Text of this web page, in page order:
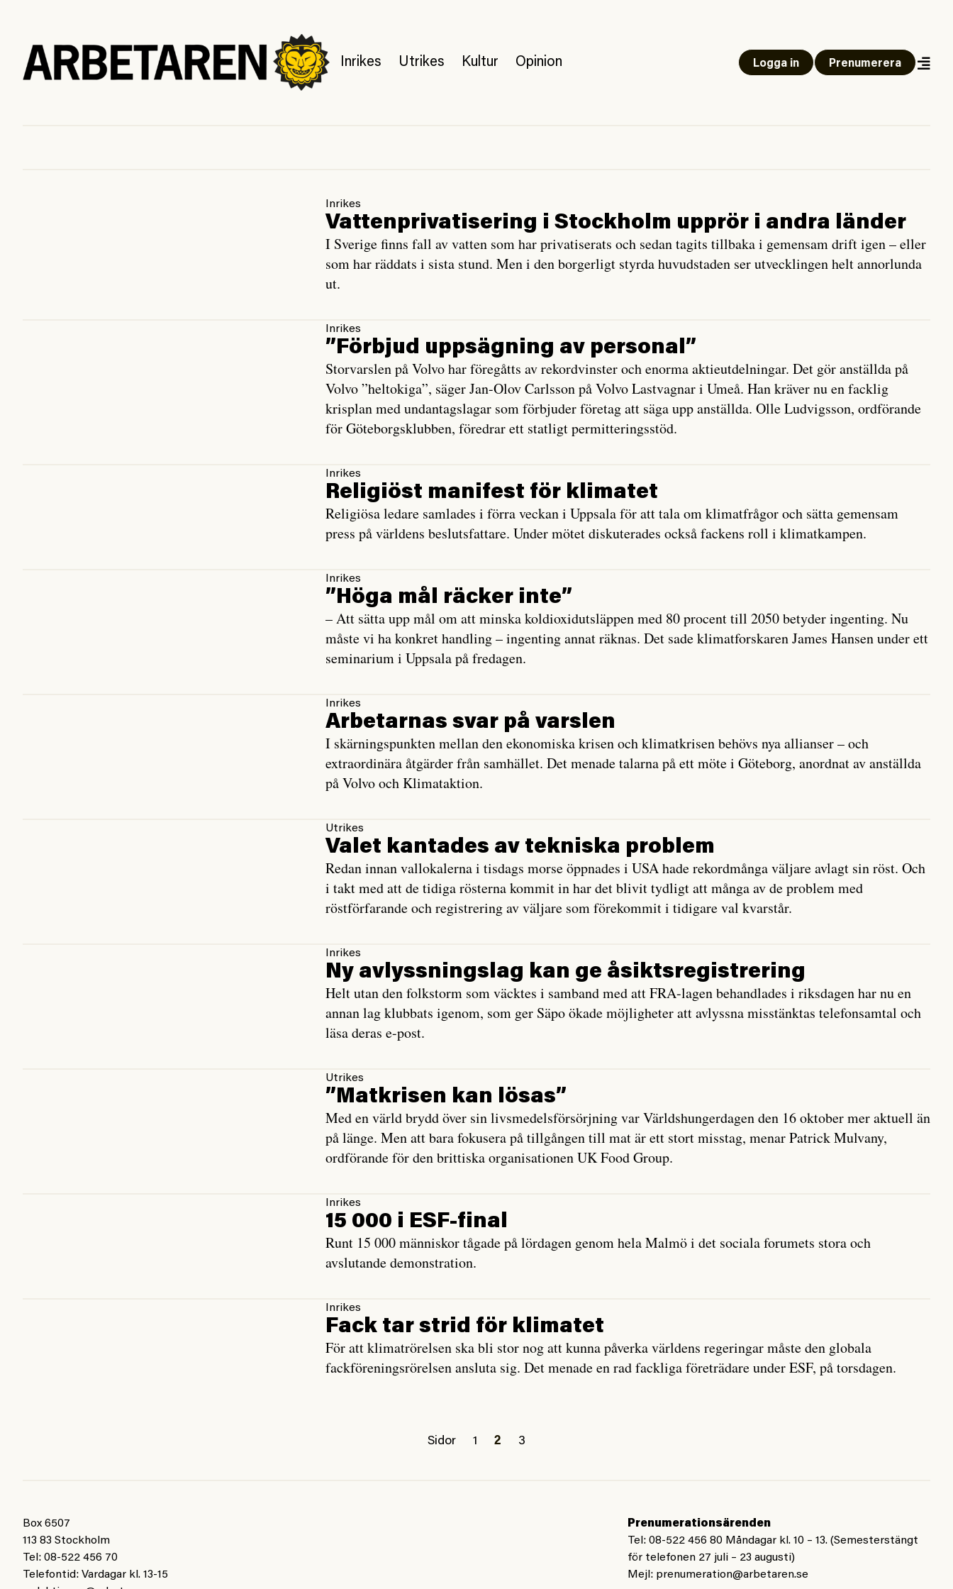
Inrikes Utrikes Kultur Opinion Logga in Prenumerera
Inrikes
Vattenprivatisering i Stockholm upprör i andra länder
I Sverige finns fall av vatten som har privatiserats och sedan tagits tillbaka i gemensam drift igen – eller
som har räddats i sista stund. Men i den borgerligt styrda huvudstaden ser utvecklingen helt annorlunda
ut.
Inrikes
”Förbjud uppsägning av personal”
Storvarslen på Volvo har föregåtts av rekordvinster och enorma aktieutdelningar. Det gör anställda på
Volvo ”heltokiga”, säger Jan-Olov Carlsson på Volvo Lastvagnar i Umeå. Han kräver nu en facklig
krisplan med undantagslagar som förbjuder företag att säga upp anställda. Olle Ludvigsson, ordförande
för Göteborgsklubben, föredrar ett statligt permitteringsstöd.
Inrikes
Religiöst manifest för klimatet
Religiösa ledare samlades i förra veckan i Uppsala för att tala om klimatfrågor och sätta gemensam
press på världens beslutsfattare. Under mötet diskuterades också fackens roll i klimatkampen.
Inrikes
”Höga mål räcker inte”
– Att sätta upp mål om att minska koldioxidutsläppen med 80 procent till 2050 betyder ingenting. Nu
måste vi ha konkret handling – ingenting annat räknas. Det sade klimatforskaren James Hansen under ett
seminarium i Uppsala på fredagen.
Inrikes
Arbetarnas svar på varslen
I skärningspunkten mellan den ekonomiska krisen och klimatkrisen behövs nya allianser – och
extraordinära åtgärder från samhället. Det menade talarna på ett möte i Göteborg, anordnat av anställda
på Volvo och Klimataktion.
Utrikes
Valet kantades av tekniska problem
Redan innan vallokalerna i tisdags morse öppnades i USA hade rekordmånga väljare avlagt sin röst. Och
i takt med att de tidiga rösterna kommit in har det blivit tydligt att många av de problem med
röstförfarande och registrering av väljare som förekommit i tidigare val kvarstår.
Inrikes
Ny avlyssningslag kan ge åsiktsregistrering
Helt utan den folkstorm som väcktes i samband med att FRA-lagen behandlades i riksdagen har nu en
annan lag klubbats igenom, som ger Säpo ökade möjligheter att avlyssna misstänktas telefonsamtal och
läsa deras e-post.
Utrikes
”Matkrisen kan lösas”
Med en värld brydd över sin livsmedelsförsörjning var Världshungerdagen den 16 oktober mer aktuell än
på länge. Men att bara fokusera på tillgången till mat är ett stort misstag, menar Patrick Mulvany,
ordförande för den brittiska organisationen UK Food Group.
Inrikes
15 000 i ESF-final
Runt 15 000 människor tågade på lördagen genom hela Malmö i det sociala forumets stora och
avslutande demonstration.
Inrikes
Fack tar strid för klimatet
För att klimatrörelsen ska bli stor nog att kunna påverka världens regeringar måste den globala
fackföreningsrörelsen ansluta sig. Det menade en rad fackliga företrädare under ESF, på torsdagen.
Sidor 1 2 3
Box 6507
113 83 Stockholm
Tel: 08-522 456 70
Telefontid: Vardagar kl. 13-15
Prenumerationsärenden
Tel: 08-522 456 80 Måndagar kl. 10 – 13. (Semesterstängt
för telefonen 27 juli – 23 augusti)
Mejl: prenumeration@arbetaren.se